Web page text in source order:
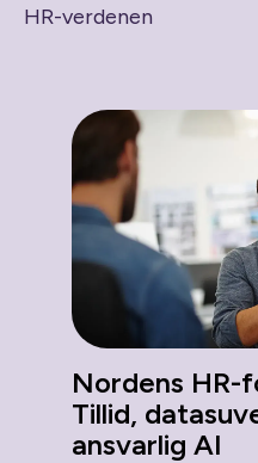
HR-verdenen
Nordens HR-
Tillid,
ansvarlig AI